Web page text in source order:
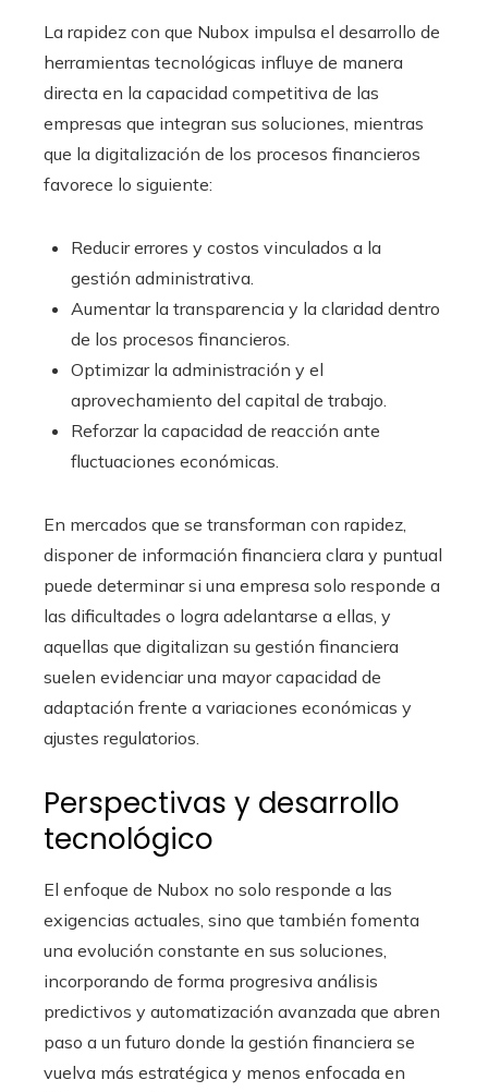
La rapidez con que Nubox impulsa el desarrollo de
herramientas tecnológicas influye de manera
directa en la capacidad competitiva de las
empresas que integran sus soluciones, mientras
que la digitalización de los procesos financieros
favorece lo siguiente:
Reducir errores y costos vinculados a la
gestión administrativa.
Aumentar la transparencia y la claridad dentro
de los procesos financieros.
Optimizar la administración y el
aprovechamiento del capital de trabajo.
Reforzar la capacidad de reacción ante
fluctuaciones económicas.
En mercados que se transforman con rapidez,
disponer de información financiera clara y puntual
puede determinar si una empresa solo responde a
las dificultades o logra adelantarse a ellas, y
aquellas que digitalizan su gestión financiera
suelen evidenciar una mayor capacidad de
adaptación frente a variaciones económicas y
ajustes regulatorios.
Perspectivas y desarrollo
tecnológico
El enfoque de Nubox no solo responde a las
exigencias actuales, sino que también fomenta
una evolución constante en sus soluciones,
incorporando de forma progresiva análisis
predictivos y automatización avanzada que abren
paso a un futuro donde la gestión financiera se
vuelva más estratégica y menos enfocada en